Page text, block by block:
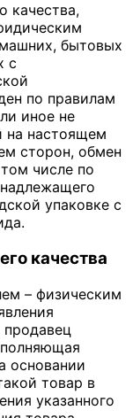
качества,
бытовых
с
по правилам
иное не
на настоящем
сторон, обмен
числе по
упаковке с
качества
– физическим
продавец
основании
товар в
указанного